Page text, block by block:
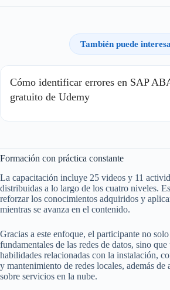
También puede
Cómo identificar errores en SAP
gratuito de Udemy
Formación con práctica constante
La capacitación incluye 25 videos y 11
distribuidas a lo largo de los cuatro niveles.
reforzar los conocimientos adquiridos y
mientras se avanza en el contenido.
Gracias a este enfoque, el participante no
fundamentales de las redes de datos, sino
habilidades relacionadas con la instalación,
y mantenimiento de redes locales, además de
sobre servicios en la nube.